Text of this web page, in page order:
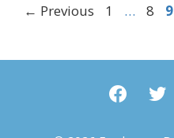
← Previous Page
1 … Page
8 9
facebooktwitter